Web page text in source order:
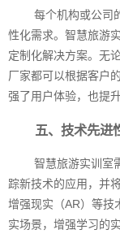
每个机构或公司
性化需求。智慧旅游
定制化解决方案。无
厂家都可以根据客户
强了用户体验，也提
五、技术先进
智慧旅游实训室
踪新技术的应用，并
增强现实（AR）等技
实场景，增强学习的